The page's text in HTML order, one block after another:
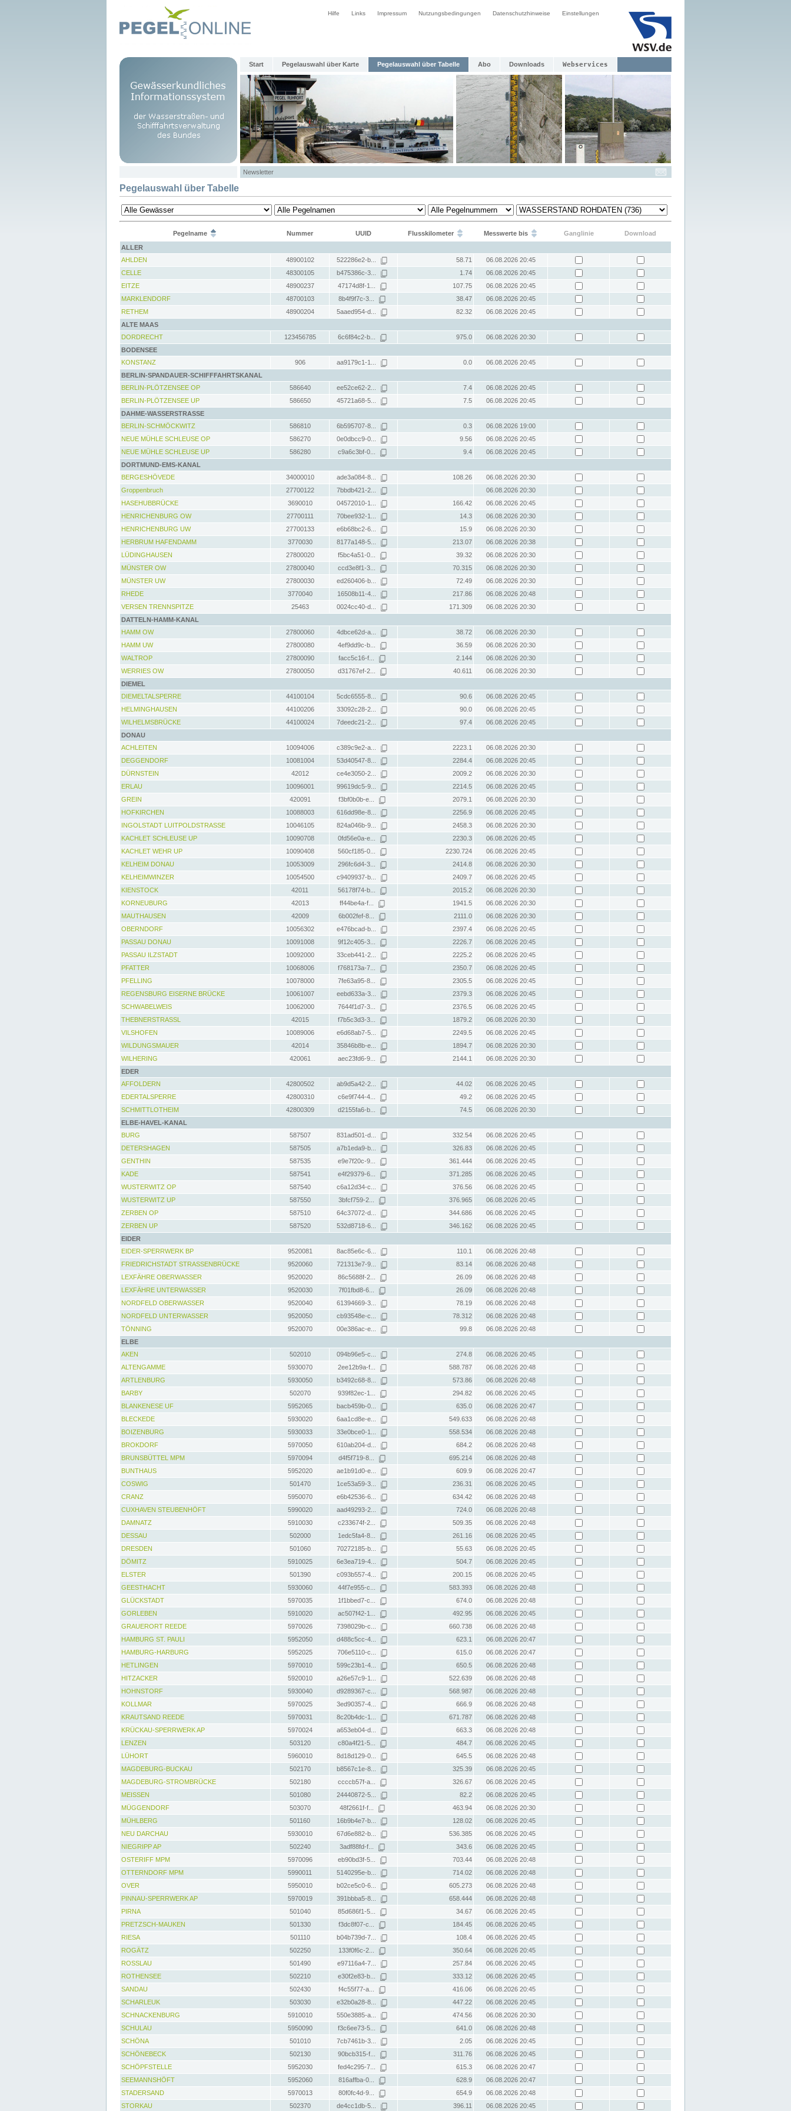
Hilfe Links Impressum Nutzungsbedingungen Datenschutzhinweise Einstellungen
Start Pegelauswahl über Karte Pegelauswahl über Tabelle Abo Downloads Webservices
Newsletter
Pegelauswahl über Tabelle
Pegelname Nummer UUID Flusskilometer Messwerte bis Ganglinie
Download
ALLER
AHLDEN
48900102 522286e2-b... 58.71
06.08.2026 20:45
CELLE
48300105 b475386c-3... 1.74
06.08.2026 20:45
EITZE
48900237 47174d8f-1... 107.75
06.08.2026 20:45
MARKLENDORF
48700103 8b4f9f7c-3... 38.47
06.08.2026 20:45
RETHEM
48900204 5aaed954-d... 82.32
06.08.2026 20:45
ALTE MAAS
DORDRECHT
123456785 6c6f84c2-b... 975.0
06.08.2026 20:30
BODENSEE
KONSTANZ
906 aa9179c1-1... 0.0
06.08.2026 20:45
BERLIN-SPANDAUER-SCHIFFFAHRTSKANAL
BERLIN-PLÖTZENSEE OP
586640 ee52ce62-2... 7.4
06.08.2026 20:45
BERLIN-PLÖTZENSEE UP
586650 45721a68-5... 7.5
06.08.2026 20:45
DAHME-WASSERSTRASSE
BERLIN-SCHMÖCKWITZ
586810 6b595707-8... 0.3
06.08.2026 19:00
NEUE MÜHLE SCHLEUSE OP
586270 0e0dbcc9-0... 9.56
06.08.2026 20:45
NEUE MÜHLE SCHLEUSE UP
586280 c9a6c3bf-0... 9.4
06.08.2026 20:45
DORTMUND-EMS-KANAL
BERGESHÖVEDE
34000010 ade3a084-8... 108.26
06.08.2026 20:30
Groppenbruch
27700122 7bbdb421-2...
06.08.2026 20:30
HASEHUBBRÜCKE
3690010 04572010-1... 166.42
06.08.2026 20:45
HENRICHENBURG OW
27700111 70bee932-1... 14.3
06.08.2026 20:30
HENRICHENBURG UW
27700133 e6b68bc2-6... 15.9
06.08.2026 20:30
HERBRUM HAFENDAMM
3770030 8177a148-5... 213.07
06.08.2026 20:38
LÜDINGHAUSEN
27800020 f5bc4a51-0... 39.32
06.08.2026 20:30
MÜNSTER OW
27800040 ccd3e8f1-3... 70.315
06.08.2026 20:30
MÜNSTER UW
27800030 ed260406-b... 72.49
06.08.2026 20:30
RHEDE
3770040 16508b11-4... 217.86
06.08.2026 20:48
VERSEN TRENNSPITZE
25463 0024cc40-d... 171.309
06.08.2026 20:30
DATTELN-HAMM-KANAL
HAMM OW
27800060 4dbce62d-a... 38.72
06.08.2026 20:30
HAMM UW
27800080 4ef9dd9c-b... 36.59
06.08.2026 20:30
WALTROP
27800090 facc5c16-f... 2.144
06.08.2026 20:30
WERRIES OW
27800050 d31767ef-2... 40.611
06.08.2026 20:30
DIEMEL
DIEMELTALSPERRE
44100104 5cdc6555-8... 90.6
06.08.2026 20:45
HELMINGHAUSEN
44100206 33092c28-2... 90.0
06.08.2026 20:45
WILHELMSBRÜCKE
44100024 7deedc21-2... 97.4
06.08.2026 20:45
DONAU
ACHLEITEN
10094006 c389c9e2-a... 2223.1
06.08.2026 20:30
DEGGENDORF
10081004 53d40547-8... 2284.4
06.08.2026 20:45
DÜRNSTEIN
42012 ce4e3050-2... 2009.2
06.08.2026 20:30
ERLAU
10096001 99619dc5-9... 2214.5
06.08.2026 20:45
GREIN
420091 f3bf0b0b-e... 2079.1
06.08.2026 20:30
HOFKIRCHEN
10088003 616dd98e-8... 2256.9
06.08.2026 20:45
INGOLSTADT LUITPOLDSTRASSE
10046105 824a046b-9... 2458.3
06.08.2026 20:30
KACHLET SCHLEUSE UP
10090708 0fd56e0a-e... 2230.3
06.08.2026 20:45
KACHLET WEHR UP
10090408 560cf185-0... 2230.724
06.08.2026 20:45
KELHEIM DONAU
10053009 296fc6d4-3... 2414.8
06.08.2026 20:30
KELHEIMWINZER
10054500 c9409937-b... 2409.7
06.08.2026 20:45
KIENSTOCK
42011 56178f74-b... 2015.2
06.08.2026 20:30
KORNEUBURG
42013 ff44be4a-f... 1941.5
06.08.2026 20:30
MAUTHAUSEN
42009 6b002fef-8... 2111.0
06.08.2026 20:30
OBERNDORF
10056302 e476bcad-b... 2397.4
06.08.2026 20:45
PASSAU DONAU
10091008 9f12c405-3... 2226.7
06.08.2026 20:45
PASSAU ILZSTADT
10092000 33ceb441-2... 2225.2
06.08.2026 20:45
PFATTER
10068006 f768173a-7... 2350.7
06.08.2026 20:45
PFELLING
10078000 7fe63a95-8... 2305.5
06.08.2026 20:45
REGENSBURG EISERNE BRÜCKE
10061007 eebd633a-3... 2379.3
06.08.2026 20:45
SCHWABELWEIS
10062000 7644f1d7-3... 2376.5
06.08.2026 20:45
THEBNERSTRASSL
42015 f7b5c3d3-3... 1879.2
06.08.2026 20:30
VILSHOFEN
10089006 e6d68ab7-5... 2249.5
06.08.2026 20:45
WILDUNGSMAUER
42014 35846b8b-e... 1894.7
06.08.2026 20:30
WILHERING
420061 aec23fd6-9... 2144.1
06.08.2026 20:30
EDER
AFFOLDERN
42800502 ab9d5a42-2... 44.02
06.08.2026 20:45
EDERTALSPERRE
42800310 c6e9f744-4... 49.2
06.08.2026 20:45
SCHMITTLOTHEIM
42800309 d2155fa6-b... 74.5
06.08.2026 20:30
ELBE-HAVEL-KANAL
BURG
587507 831ad501-d... 332.54
06.08.2026 20:45
DETERSHAGEN
587505 a7b1eda9-b... 326.83
06.08.2026 20:45
GENTHIN
587535 e9e7f20c-9... 361.444
06.08.2026 20:45
KADE
587541 e4f29379-6... 371.285
06.08.2026 20:45
WUSTERWITZ OP
587540 c6a12d34-c... 376.56
06.08.2026 20:45
WUSTERWITZ UP
587550 3bfcf759-2... 376.965
06.08.2026 20:45
ZERBEN OP
587510 64c37072-d... 344.686
06.08.2026 20:45
ZERBEN UP
587520 532d8718-6... 346.162
06.08.2026 20:45
EIDER
EIDER-SPERRWERK BP
9520081 8ac85e6c-6... 110.1
06.08.2026 20:48
FRIEDRICHSTADT STRASSENBRÜCKE
9520060 721313e7-9... 83.14
06.08.2026 20:48
LEXFÄHRE OBERWASSER
9520020 86c5688f-2... 26.09
06.08.2026 20:48
LEXFÄHRE UNTERWASSER
9520030 7f01fbd8-6... 26.09
06.08.2026 20:48
NORDFELD OBERWASSER
9520040 61394669-3... 78.19
06.08.2026 20:48
NORDFELD UNTERWASSER
9520050 cb93548e-c... 78.312
06.08.2026 20:48
TÖNNING
9520070 00e386ac-e... 99.8
06.08.2026 20:48
ELBE
AKEN
502010 094b96e5-c... 274.8
06.08.2026 20:45
ALTENGAMME
5930070 2ee12b9a-f... 588.787
06.08.2026 20:48
ARTLENBURG
5930050 b3492c68-8... 573.86
06.08.2026 20:48
BARBY
502070 939f82ec-1... 294.82
06.08.2026 20:45
BLANKENESE UF
5952065 bacb459b-0... 635.0
06.08.2026 20:47
BLECKEDE
5930020 6aa1cd8e-e... 549.633
06.08.2026 20:48
BOIZENBURG
5930033 33e0bce0-1... 558.534
06.08.2026 20:48
BROKDORF
5970050 610ab204-d... 684.2
06.08.2026 20:48
BRUNSBÜTTEL MPM
5970094 d4f5f719-8... 695.214
06.08.2026 20:48
BUNTHAUS
5952020 ae1b91d0-e... 609.9
06.08.2026 20:47
COSWIG
501470 1ce53a59-3... 236.31
06.08.2026 20:45
CRANZ
5950070 e6b42536-6... 634.42
06.08.2026 20:48
CUXHAVEN STEUBENHÖFT
5990020 aad49293-2... 724.0
06.08.2026 20:48
DAMNATZ
5910030 c233674f-2... 509.35
06.08.2026 20:48
DESSAU
502000 1edc5fa4-8... 261.16
06.08.2026 20:45
DRESDEN
501060 70272185-b... 55.63
06.08.2026 20:45
DÖMITZ
5910025 6e3ea719-4... 504.7
06.08.2026 20:45
ELSTER
501390 c093b557-4... 200.15
06.08.2026 20:45
GEESTHACHT
5930060 44f7e955-c... 583.393
06.08.2026 20:48
GLÜCKSTADT
5970035 1f1bbed7-c... 674.0
06.08.2026 20:48
GORLEBEN
5910020 ac507f42-1... 492.95
06.08.2026 20:45
GRAUERORT REEDE
5970026 7398029b-c... 660.738
06.08.2026 20:48
HAMBURG ST. PAULI
5952050 d488c5cc-4... 623.1
06.08.2026 20:47
HAMBURG-HARBURG
5952025 706e5110-c... 615.0
06.08.2026 20:47
HETLINGEN
5970010 599c23b1-4... 650.5
06.08.2026 20:48
HITZACKER
5920010 a26e57c9-1... 522.639
06.08.2026 20:48
HOHNSTORF
5930040 d9289367-c... 568.987
06.08.2026 20:48
KOLLMAR
5970025 3ed90357-4... 666.9
06.08.2026 20:48
KRAUTSAND REEDE
5970031 8c20b4dc-1... 671.787
06.08.2026 20:48
KRÜCKAU-SPERRWERK AP
5970024 a653eb04-d... 663.3
06.08.2026 20:48
LENZEN
503120 c80a4f21-5... 484.7
06.08.2026 20:45
LÜHORT
5960010 8d18d129-0... 645.5
06.08.2026 20:48
MAGDEBURG-BUCKAU
502170 b8567c1e-8... 325.39
06.08.2026 20:45
MAGDEBURG-STROMBRÜCKE
502180 ccccb57f-a... 326.67
06.08.2026 20:45
MEISSEN
501080 24440872-5... 82.2
06.08.2026 20:45
MÜGGENDORF
503070 48f2661f-f... 463.94
06.08.2026 20:30
MÜHLBERG
501160 16b9b4e7-b... 128.02
06.08.2026 20:45
NEU DARCHAU
5930010 67d6e882-b... 536.385
06.08.2026 20:45
NIEGRIPP AP
502240 3adf88fd-f... 343.6
06.08.2026 20:45
OSTERIFF MPM
5970096 eb90bd3f-5... 703.44
06.08.2026 20:48
OTTERNDORF MPM
5990011 5140295e-b... 714.02
06.08.2026 20:48
OVER
5950010 b02ce5c0-6... 605.273
06.08.2026 20:48
PINNAU-SPERRWERK AP
5970019 391bbba5-8... 658.444
06.08.2026 20:48
PIRNA
501040 85d686f1-5... 34.67
06.08.2026 20:45
PRETZSCH-MAUKEN
501330 f3dc8f07-c... 184.45
06.08.2026 20:45
RIESA
501110 b04b739d-7... 108.4
06.08.2026 20:45
ROGÄTZ
502250 133f0f6c-2... 350.64
06.08.2026 20:45
ROSSLAU
501490 e97116a4-7... 257.84
06.08.2026 20:45
ROTHENSEE
502210 e30f2e83-b... 333.12
06.08.2026 20:45
SANDAU
502430 f4c55f77-a... 416.06
06.08.2026 20:45
SCHARLEUK
503030 e32b0a28-8... 447.22
06.08.2026 20:45
SCHNACKENBURG
5910010 550e3885-a... 474.56
06.08.2026 20:30
SCHULAU
5950090 f3c6ee73-5... 641.0
06.08.2026 20:48
SCHÖNA
501010 7cb7461b-3... 2.05
06.08.2026 20:45
SCHÖNEBECK
502130 90bcb315-f... 311.76
06.08.2026 20:45
SCHÖPFSTELLE
5952030 fed4c295-7... 615.3
06.08.2026 20:47
SEEMANNSHÖFT
5952060 816affba-0... 628.9
06.08.2026 20:47
STADERSAND
5970013 80f0fc4d-9... 654.9
06.08.2026 20:48
STORKAU
502370 de4cc1db-5... 396.11 06.08.2026 20:45